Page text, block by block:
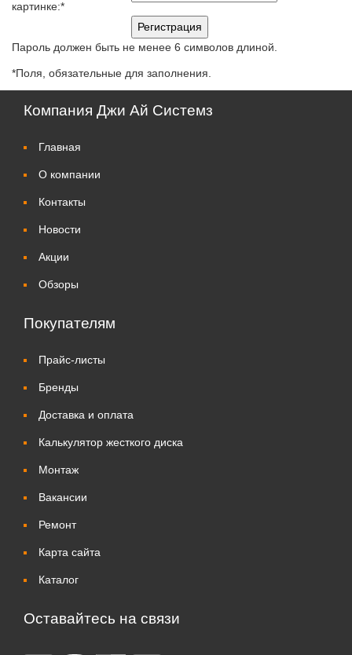
картинке:*
Пароль должен быть не менее 6 символов длиной.
*Поля, обязательные для заполнения.
Компания Джи Ай Системз
Главная
О компании
Контакты
Новости
Акции
Обзоры
Покупателям
Прайс-листы
Бренды
Доставка и оплата
Калькулятор жесткого диска
Монтаж
Вакансии
Ремонт
Карта сайта
Каталог
Оставайтесь на связи